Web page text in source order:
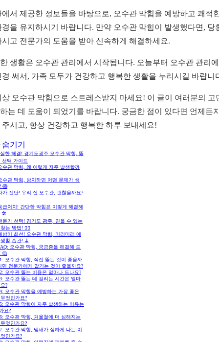
에서 제공한 정보들을 바탕으로, 오수관 막힘을 예방하고 쾌적
경을 유지하시기 바랍니다. 만약 오수관 막힘이 발생했다면, 당
시고 전문가의 도움을 받아 신속하게 해결하세요.
생활은 오수관 관리에서 시작됩니다. 오늘부터 오수관 관리
경 써서, 가족 모두가 건강하고 행복한 생활을 누리시길 바랍니
상 오수관 막힘으로 스트레스받지 마세요! 이 글이 여러분의 고
는 데 도움이 되었기를 바랍니다. 궁금한 점이 있다면 언제든
주시고, 항상 건강하고 행복한 하루 보내세요!
숨기기
한 해결! 경기도광주 오수관 막힘, 뚫
선택 가이드
수관 막힘, 왜 이렇게 자주 발생할까
수관 막힘, 방치하면 어떤 문제가 생
😱
가 진단! 우리 집 오수관, 괜찮을까요?
급처치! 간단한 막힘은 이렇게 해결해
🛠️
문가 선택! 경기도 광주, 믿을 수 있는
는 방법! 🕵️‍♀️
방이 최선! 오수관 막힘, 미리미리 예
활 습관! 🧹
오수관 막힘, 궁금증을 해결해 드
🤔
오수관 막힘, 직접 뚫는 것이 좋을까
면 전문가에게 맡기는 것이 좋을까요?
오수관 뚫는 비용은 얼마나 드나요?
오수관 뚫는 데 걸리는 시간은 얼마
?
오수관 막힘을 예방하는 가장 좋은
엇인가요?
오수관 막힘이 자주 발생하는 이유는
요?
오수관 막힘, 겨울철에 더 심해지는
엇인가요?
오수관 막힘, 냄새가 심하게 나는 이
인가요?